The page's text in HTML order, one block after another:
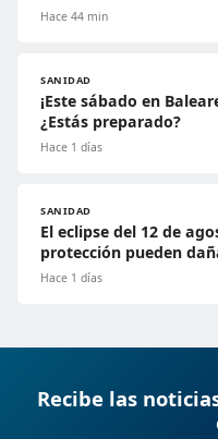
Hace 44 min
SANIDAD
¡Este sábado en
¿Estás preparado?
Hace 1 días
SANIDAD
El eclipse del 12 de
protección pueden
Hace 1 días
Recibe las